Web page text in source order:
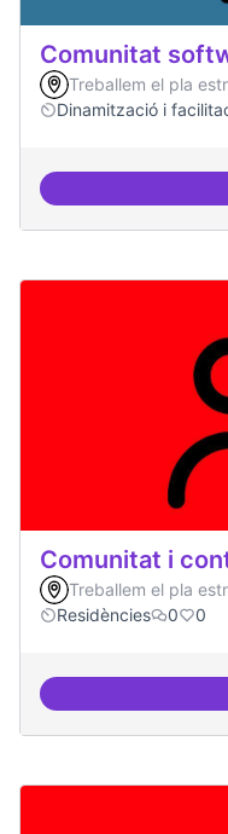
Comunitat
Treballem el pla
Dinamització i
Comunitat i
Treballem el pla
Residències
0 0